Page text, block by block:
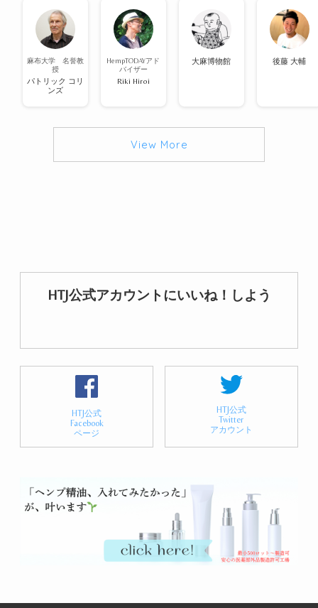
麻布大学 名誉教
授
パトリック コリ
ンズ
HempTODAYアド
バイザー
Riki Hiroi
大麻博物館 後藤 大輔
View More
HTJ公式アカウントにいいね！しよう
HTJ公式
Facebook
ページ
HTJ公式
Twitter
アカウント